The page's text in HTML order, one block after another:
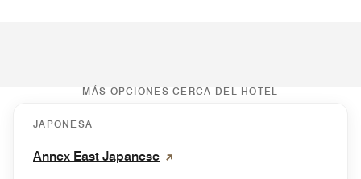
MÁS OPCIONES CERCA DEL HOTEL
JAPONESA
Annex East Japanese